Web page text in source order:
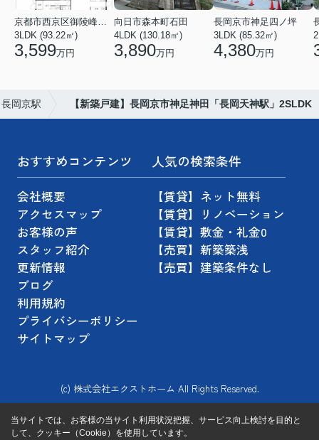
3LDK (93.22㎡)
3,599万円
向日市森本町石田
4LDK (130.18㎡)
3,890万円
長岡京市神足四ノ坪
3LDK (85.32㎡)
4,380万円
長岡京駅 【新築戸建】長岡京市神足神田「長岡天神駅」2SLDK
おすすめコンテンツ
会社概要
アクセスマップ
お客様の声
スタッフ紹介
更新情報
ブログ
利用規約
プライバシーポリシー
サイトマップ
人気の検索条件
【賃貸】ネット無料
【賃貸】リノベーション
【賃貸】敷金・礼金0
【売買】新築築浅
【売買】建築条件なし
(c) 株式会社エクストホーム All Rights Reserved.
当サイトでは、お客様の当サイト利用状況把握、サービス向上検討を目的と
して、クッキー（Cookie）を使用しています。